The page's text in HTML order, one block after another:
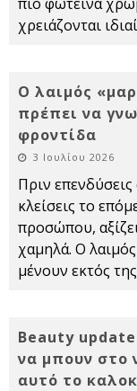
χρειάζονται
Ο λαιμός
πρέπει να
φροντίδα
3 Ιουλίου 2026
Πριν
κλείσεις το
προσώπου,
χαμηλά. Ο
μένουν εκτός
Beauty
να μπουν στο
αυτό το